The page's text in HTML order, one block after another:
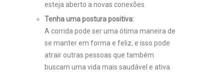
esteja aberto a novas conexões.
Tenha uma postura positiva:
A corrida pode ser uma ótima maneira de
se manter em forma e feliz, e isso pode
atrair outras pessoas que também
buscam uma vida mais saudável e ativa.